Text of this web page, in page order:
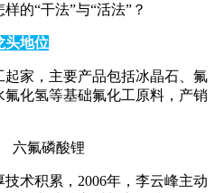
的“干法”与“活法”？
头地位
家，主要产品包括冰晶石、氟
化氢等基础氟化工原料，产销
术积累，2006年，李云峰主动